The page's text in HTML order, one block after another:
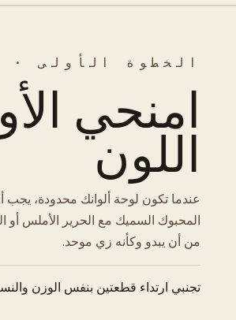
الخطوة الأولى ·
امنحي
اللون
عندما تكون لوحة ألوانك محدودة، يجب
المحبوك السميك مع الحرير الأملس أو
من أن يبدو وكأنه زي موحد.
تجنبي ارتداء قطعتين بنفس الوزن